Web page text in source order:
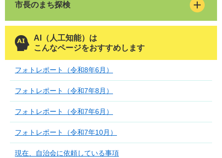
市長のまち探検
AI（人工知能）は
こんなページをおすすめします
フォトレポート（令和8年6月）
フォトレポート（令和7年8月）
フォトレポート（令和7年6月）
フォトレポート（令和7年10月）
現在、自治会に依頼している事項